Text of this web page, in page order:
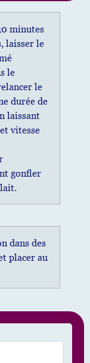
minutes
laisser le
le
le
durée de
laissant
vitesse
gonfler
dans des
placer au